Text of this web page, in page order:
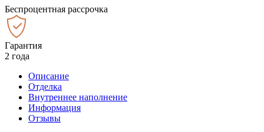
Беспроцентная рассрочка
Гарантия
2 года
Описание
Отделка
Внутреннее наполнение
Информация
Отзывы